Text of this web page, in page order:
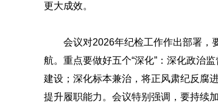
更大成效。
会议对2026年纪检工作作出部署，
航。重点要做好五个“深化”：深化政治
建设；深化标本兼治，将正风肃纪反腐
提升履职能力。会议特别强调，要持续